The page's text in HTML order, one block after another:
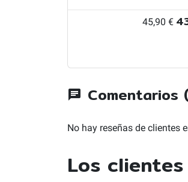
45,90 €
chat Comentarios
No hay reseñas de clientes
Los